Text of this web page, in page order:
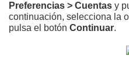
Preferencias > Cuentas y
continuación, selecciona la
pulsa el botón Continuar.